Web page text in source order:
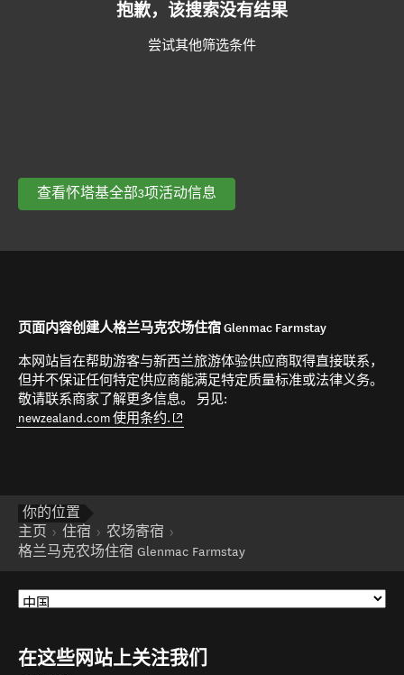
抱歉，该搜索没有结果
尝试其他筛选条件
查看怀塔基全部3项活动信息
页面内容创建人格兰马克农场住宿 Glenmac Farmstay
本网站旨在帮助游客与新西兰旅游体验供应商取得直接联系，
但并不保证任何特定供应商能满足特定质量标准或法律义务。
敬请联系商家了解更多信息。 另见:
newzealand.com 使用条约. (opens in new window)
你的位置
主页
住宿
农场寄宿
格兰马克农场住宿 Glenmac Farmstay
在这些网站上关注我们